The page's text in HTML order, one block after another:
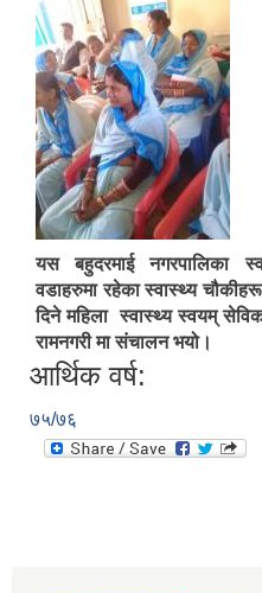
यस बहुदरमाई नगरपालिका
वडाहरुमा रहेका स्वास्थ्य
दिने महिला स्वास्थ्य स्वयम् सेविका
रामनगरी मा संचालन भयो।
आर्थिक वर्ष:
७५/७६